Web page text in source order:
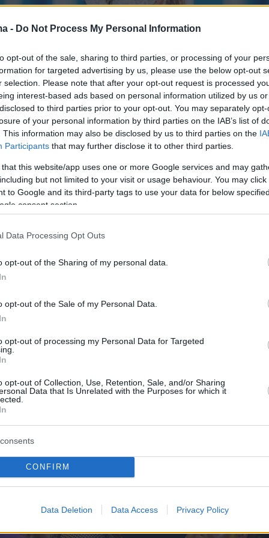
- Do Not Process My Personal Information
opt-out of the sale, sharing to third parties, or processing of your
for targeted advertising by us, please use the below opt-out
selection. Please note that after your opt-out request is processed
interest-based ads based on personal information utilized by us
to third parties prior to your opt-out. You may separately
of your personal information by third parties on the IAB’s list of
This information may also be disclosed by us to third parties on the
Participants that may further disclose it to other third parties.
that this website/app uses one or more Google services and may
but not limited to your visit or usage behaviour. You may
to Google and its third-party tags to use your data for below
consent section.
Data Processing Opt Outs
opt-out of the Sharing of my personal data.
opt-out of the Sale of my Personal Data.
opt-out of processing my Personal Data for Targeted
opt-out of Collection, Use, Retention, Sale, and/or Sharing
Data that Is Unrelated with the Purposes for which it
CONFIRM
Data Deletion Data Access Privacy Policy
η οποία αγγίζει τα όρια του βαρετού, το
με τους δύο παρουσιαστές σε ένα
intro-video από την περσινή νικητήρια εμφάνιση
Ostrowski και η Viktoria Swarowski
το “Wasted Love”, αλλά αναρωτιόμαστε πόσοι
όπως ηΔανίακαι ηΑυστραλία
τραγούδι «Før
τον Søren Torpegaard Lund ήταν μία από τις
αρχικά φορώντας μαύρο δερμάτινο
πουκάμισο, μέσα σε έναboxόπου κυριάρχησαν οι
φωτός και η αίσθηση της έντασης.